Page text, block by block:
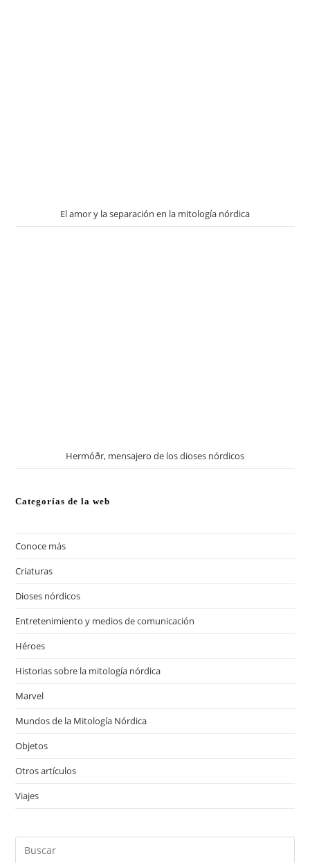
El amor y la separación en la mitología nórdica
Hermóðr, mensajero de los dioses nórdicos
Categorías de la web
Conoce más
Criaturas
Dioses nórdicos
Entretenimiento y medios de comunicación
Héroes
Historias sobre la mitología nórdica
Marvel
Mundos de la Mitología Nórdica
Objetos
Otros artículos
Viajes